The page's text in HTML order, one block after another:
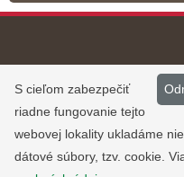
©2013 - 2026, Slovensko.sk
Informácie zverejnené na
majú informatívny charakter.
S cieľom zabezpečiť
riadne fungovanie tejto
webovej lokality ukladáme
dátové súbory, tzv. cookie.